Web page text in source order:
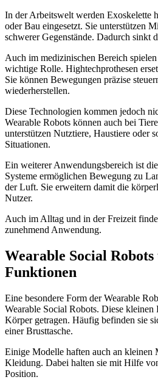
In der Arbeitswelt werden Exoskelette
oder Bau eingesetzt. Sie unterstützen
schwerer Gegenstände. Dadurch sinkt
Auch im medizinischen Bereich
wichtige Rolle. Hightechprothesen
Sie können Bewegungen präzise
wiederherstellen.
Diese Technologien kommen jedoch
Wearable Robots können auch bei
unterstützen Nutztiere, Haustiere oder
Situationen.
Ein weiterer Anwendungsbereich ist
Systeme ermöglichen Bewegung zu
der Luft. Sie erweitern damit die
Nutzer.
Auch im Alltag und in der Freizeit
zunehmend Anwendung.
Wearable Social
Funktionen
Eine besondere Form der Wearable
Wearable Social Robots. Diese
Körper getragen. Häufig befinden sie
einer Brusttasche.
Einige Modelle haften auch an kleinen
Kleidung. Dabei halten sie mit Hilfe
Position.